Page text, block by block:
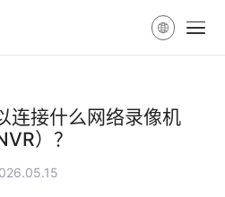
连接什么网络录像机
）？